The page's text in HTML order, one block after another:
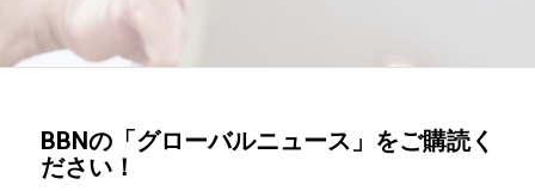
BBNの「グローバルニュース」をご購読く
ださい！